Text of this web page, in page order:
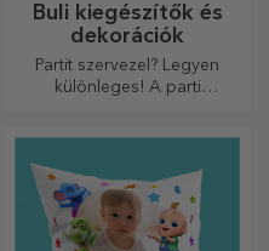
Buli kiegészítők és
dekorációk
Partit szervezel? Legyen
különleges! A parti